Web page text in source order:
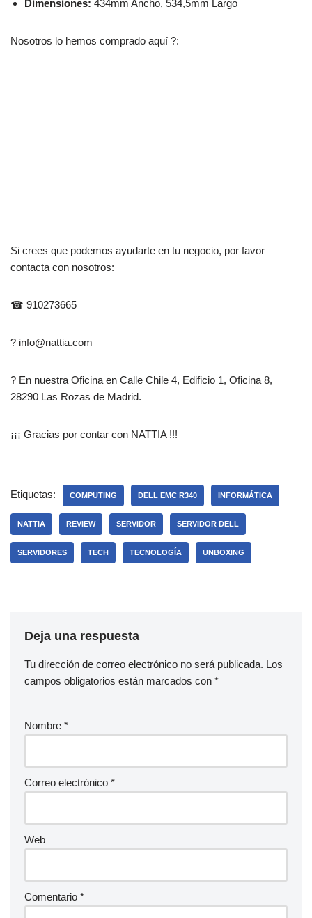
Dimensiones: 434mm Ancho, 534,5mm Largo
Nosotros lo hemos comprado aquí ?:
Si crees que podemos ayudarte en tu negocio, por favor
contacta con nosotros:
☎ 910273665
? info@nattia.com
? En nuestra Oficina en Calle Chile 4, Edificio 1, Oficina 8,
28290 Las Rozas de Madrid.
¡¡¡ Gracias por contar con NATTIA !!!
Etiquetas: COMPUTING DELL EMC R340 INFORMÁTICA
NATTIA REVIEW SERVIDOR SERVIDOR DELL
SERVIDORES TECH TECNOLOGÍA UNBOXING
Deja una respuesta
Tu dirección de correo electrónico no será publicada. Los
campos obligatorios están marcados con *
Nombre *
Correo electrónico *
Web
Comentario *